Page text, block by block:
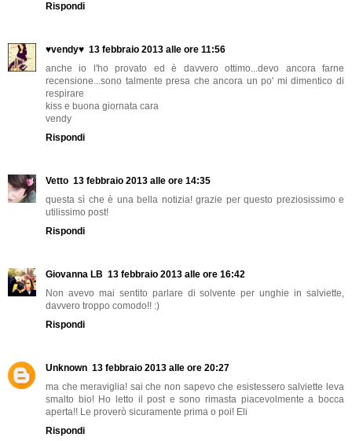
Rispondi
♥vendy♥ 13 febbraio 2013 alle ore 11:56
anche io l'ho provato ed è davvero ottimo...devo ancora farne
recensione...sono talmente presa che ancora un po' mi dimentico di
respirare
kiss e buona giornata cara
vendy
Rispondi
Vetto 13 febbraio 2013 alle ore 14:35
questa sì che è una bella notizia! grazie per questo preziosissimo e
utilissimo post!
Rispondi
Giovanna LB 13 febbraio 2013 alle ore 16:42
Non avevo mai sentito parlare di solvente per unghie in salviette,
davvero troppo comodo!! :)
Rispondi
Unknown 13 febbraio 2013 alle ore 20:27
ma che meraviglia! sai che non sapevo che esistessero salviette leva
smalto bio! Ho letto il post e sono rimasta piacevolmente a bocca
aperta!! Le proverò sicuramente prima o poi! Eli
Rispondi